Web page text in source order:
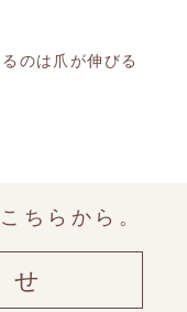
のは爪が伸びる
ちらから。